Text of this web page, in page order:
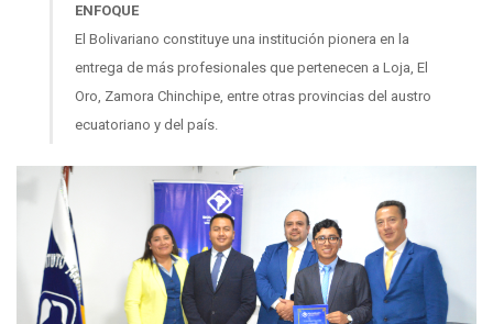
ENFOQUE
El Bolivariano constituye una institución pionera en la
entrega de más profesionales que pertenecen a Loja, El
Oro, Zamora Chinchipe, entre otras provincias del austro
ecuatoriano y del país.